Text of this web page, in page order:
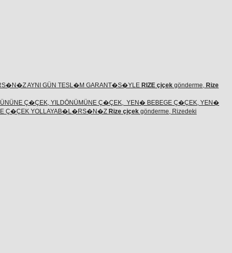
AYNI GÜN TESL�M GARANT�S�YLE RIZE çiçek gönderme, Rize
Ç�ÇEK, YILDÖNÜMÜNE Ç�ÇEK, YEN� BEBEGE Ç�ÇEK, YEN�
Ç�ÇEK YOLLAYAB�L�RS�N�Z Rize çiçek gönderme, Rizedeki